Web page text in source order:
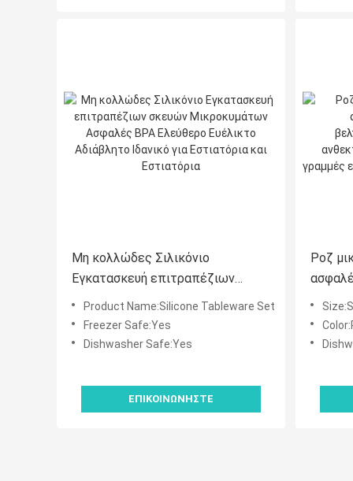
Μη κολλώδες Σιλικόνιο
Εγκατασκευή επιτραπέζιων
σκευών Μικροκυμάτων Ασφαλές
BPA Ελεύθερο Ευέλικτο
Αδιάβλητο Ιδανικό για Εστιατόρια
Product Name:Silicone Tableware Set
Freezer Safe:Yes
Dishwasher Safe:Yes
ΕΠΙΚΟΙΝΩΝΉΣΤΕ
Ροζ
σε